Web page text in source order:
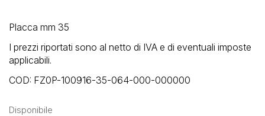
Placca mm 35
I prezzi riportati sono al netto di IVA e di eventuali imposte
applicabili.
COD: FZ0P-100916-35-064-000-000000
Disponibile